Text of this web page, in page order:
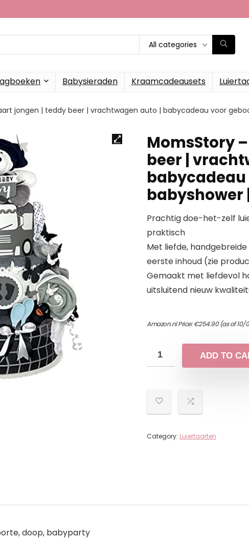
All categories
Babysieraden Kraamcadeausets
jongen | teddy beer | vrachtwagen auto | babycadeau voor
MomsStory
beer |
babyshower
Prachtig doe-het-zelf
praktisch
Met liefde,
eerste inhoud (zie
Gemaakt met liefdevol
uitsluitend nieuw
Amazon.nl Price:€254.90(as of 10/
ADD TO
Category: Luiertaarten
doop, babyparty